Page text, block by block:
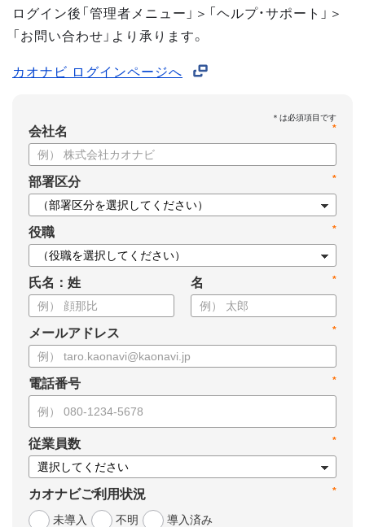
ログイン後「管理者メニュー」＞「ヘルプ・サポート」＞
「お問い合わせ」より承ります。
カオナビ ログインページへ
*
会社名
*
部署区分
*
役職
氏名：姓 *
名
*
メールアドレス
*
電話番号
*
従業員数
*
カオナビご利用状況
未導入
不明 導入済み